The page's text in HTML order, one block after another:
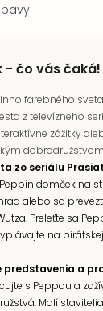
- čo vás čaká!
farebného
z televízneho
zážitky
zo seriálu
domček na
alebo sa
Preleťte sa
na
predstavenia a
s Peppou a
Malí